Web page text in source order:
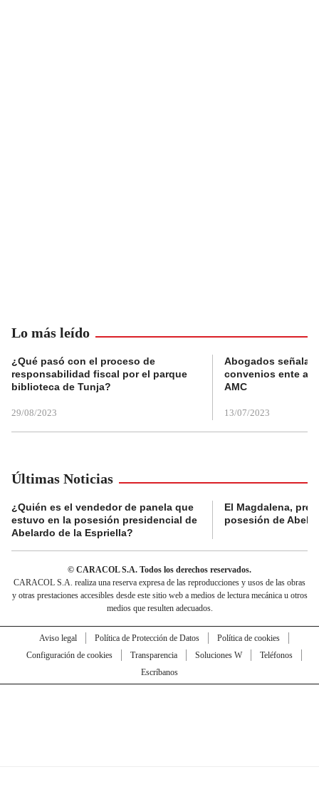
Lo más leído
¿Qué pasó con el proceso de
responsabilidad fiscal por el parque
biblioteca de Tunja?
29/08/2023
Abogados
convenios ente
AMC
13/07/2023
Últimas Noticias
¿Quién es el vendedor de panela que
estuvo en la posesión presidencial de
Abelardo de la Espriella?
El Magdalena,
posesión de
© CARACOL S.A. Todos los derechos reservados.
CARACOL S.A. realiza una reserva expresa de las reproducciones y usos de las obras
y otras prestaciones accesibles desde este sitio web a medios de lectura mecánica u otros
medios que resulten adecuados.
Aviso legal Política de Protección de Datos
Política de cookies
Configuración de cookies
Transparencia Soluciones W
Teléfonos
Escríbanos